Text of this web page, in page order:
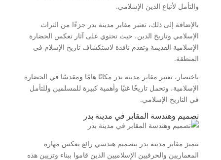
والتأمل لأتباع الدين الإسلامي.
بالإضافة إلى ذلك، تعتبر مقابر مدينة بدر جزءًا من التراث
الإسلامي وتاريخ الدين، حيث تحتوي على آثار تعكس الحضارة
الإسلامية القديمة وتقدم نافذة لاستكشاف تاريخ الإسلام في
المنطقة.
باختصار، تعتبر مقابر مدينة بدر مكانًا هامًا ومقدسًا في الحضارة
الإسلامية، وتحمل تاريخًا غنيًا وأهمية كبيرة للمسلمين وللتأمل
في التاريخ الإسلامي.
تصميم وهندسة المقابر في مدينة بدر
تتميز مقابر مدينة بدر بتصميم هندسي رائع يعكس مهارة
المعماريين والحرفيين الإسلاميين الذين قاموا ببناء وتزيين هذه